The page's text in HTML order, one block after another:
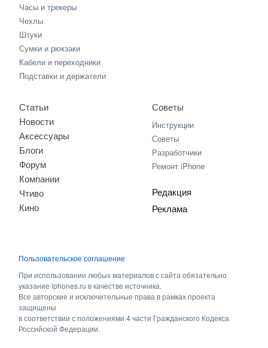
Часы и трекеры
Чехлы
Штуки
Сумки и рюкзаки
Кабели и переходники
Подставки и держатели
Статьи
Новости
Аксессуары
Блоги
Форум
Компании
Чтиво
Кино
Советы
Инструкции
Советы
Разработчики
Ремонт iPhone
Редакция
Реклама
Пользовательское соглашение
При использовании любых материалов с сайта обязательно
указание iphones.ru в качестве источника.
Все авторские и исключительные права в рамках проекта
защищены
в соответствии с положениями 4 части Гражданского Кодекса
Российской Федерации.